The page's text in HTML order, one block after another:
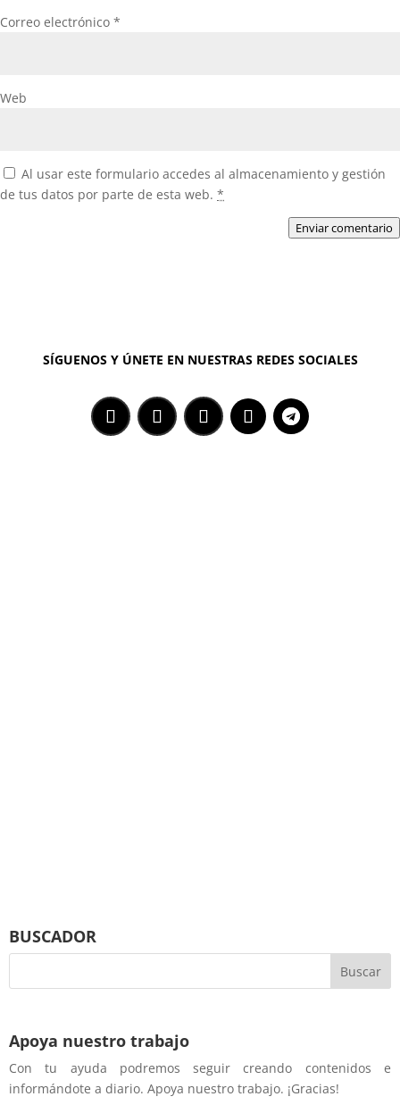
Correo electrónico *
Web
Al usar este formulario accedes al almacenamiento y gestión
de tus datos por parte de esta web. *
Enviar comentario
SÍGUENOS Y ÚNETE EN NUESTRAS REDES SOCIALES
BUSCADOR
Apoya nuestro trabajo
Con tu ayuda podremos seguir creando contenidos e
informándote a diario. Apoya nuestro trabajo. ¡Gracias!